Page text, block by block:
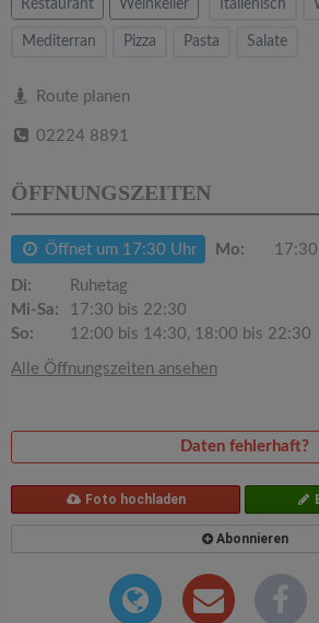
Restaurant Weinkeller Italienisch
Mediterran Pizza Pasta Salate
Route planen
02224 8891
ÖFFNUNGSZEITEN
Öffnet um 17:30 Uhr Mo:
Di:
Ruhetag
Mi-Sa:
17:30 bis 22:30
So:
12:00 bis 14:30, 18:00 bis 22:30
Alle Öffnungszeiten ansehen
Daten fehlerhaft?
Foto hochladen
Abonnieren
t